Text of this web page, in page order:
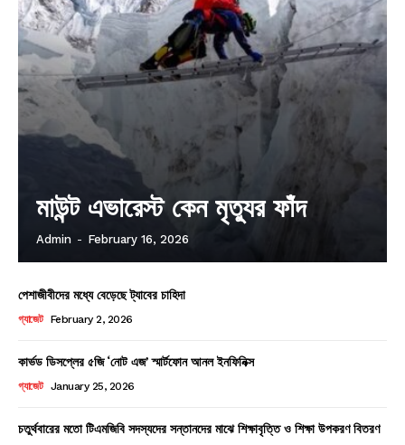
মাউন্ট এভারেস্ট কেন মৃত্যুর ফাঁদ
Admin - February 16, 2026
পেশাজীবীদের মধ্যে বেড়েছে ট্যাবের চাহিদা
গ্যাজেট February 2, 2026
কার্ভড ডিসপ্লের ৫জি ‘নোট এজ’ স্মার্টফোন আনল ইনফিনিক্স
গ্যাজেট January 25, 2026
চতুর্থবারের মতো টিএমজিবি সদস্যদের সন্তানদের মাঝে শিক্ষাবৃত্তি ও শিক্ষা উপকরণ বিতরণ